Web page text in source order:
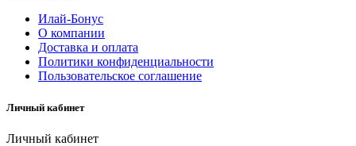
Илай-Бонус
О компании
Доставка и оплата
Политики конфиденциальности
Пользовательское соглашение
Личный кабинет
Личный кабинет